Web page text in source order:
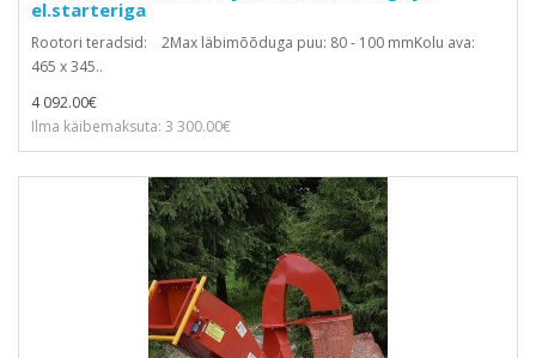
el.starteriga
Rootori teradsid: 2Max läbimõõduga puu: 80 - 100 mmKolu ava:
465 x 345..
4 092.00€
Ilma käibemaksuta: 3 300.00€